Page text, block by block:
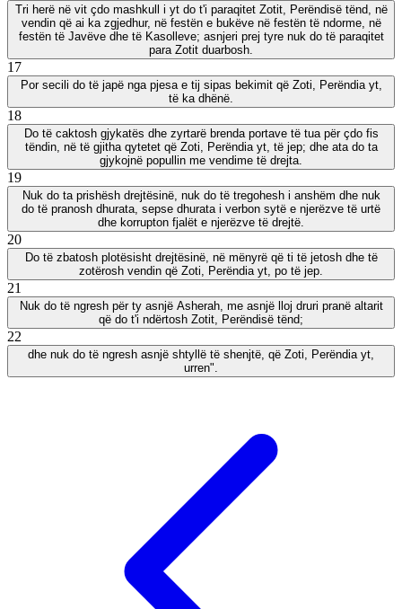
Tri herë në vit çdo mashkull i yt do t'i paraqitet Zotit, Perëndisë tënd, në
vendin që ai ka zgjedhur, në festën e bukëve në festën të ndorme, në
festën të Javëve dhe të Kasolleve; asnjeri prej tyre nuk do të paraqitet
para Zotit duarbosh.
17
Por secili do të japë nga pjesa e tij sipas bekimit që Zoti, Perëndia yt,
të ka dhënë.
18
Do të caktosh gjykatës dhe zyrtarë brenda portave të tua për çdo fis
tëndin, në të gjitha qytetet që Zoti, Perëndia yt, të jep; dhe ata do ta
gjykojnë popullin me vendime të drejta.
19
Nuk do ta prishësh drejtësinë, nuk do të tregohesh i anshëm dhe nuk
do të pranosh dhurata, sepse dhurata i verbon sytë e njerëzve të urtë
dhe korrupton fjalët e njerëzve të drejtë.
20
Do të zbatosh plotësisht drejtësinë, në mënyrë që ti të jetosh dhe të
zotërosh vendin që Zoti, Perëndia yt, po të jep.
21
Nuk do të ngresh për ty asnjë Asherah, me asnjë lloj druri pranë altarit
që do t'i ndërtosh Zotit, Perëndisë tënd;
22
dhe nuk do të ngresh asnjë shtyllë të shenjtë, që Zoti, Perëndia yt,
urren".